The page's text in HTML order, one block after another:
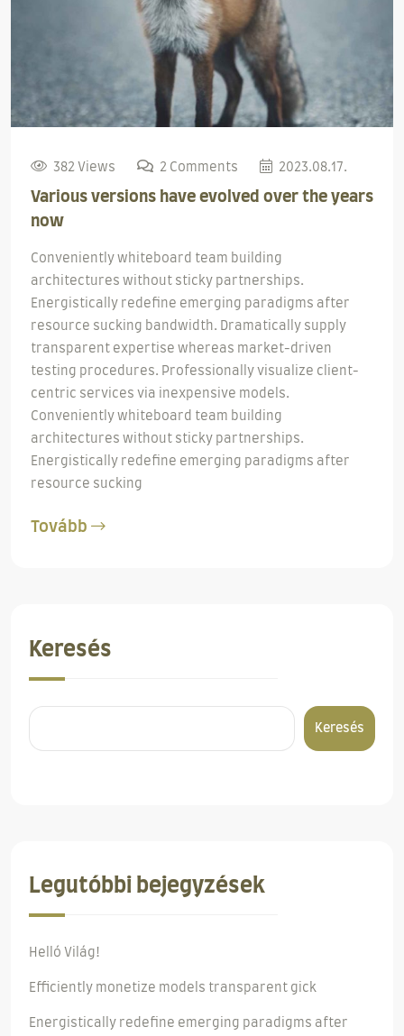
382 Views 2 Comments 2023.08.17.
Various versions have evolved over the years
now
Conveniently whiteboard team building
architectures without sticky partnerships.
Energistically redefine emerging paradigms after
resource sucking bandwidth. Dramatically supply
transparent expertise whereas market-driven
testing procedures. Professionally visualize client-
centric services via inexpensive models.
Conveniently whiteboard team building
architectures without sticky partnerships.
Energistically redefine emerging paradigms after
resource sucking
Tovább
Keresés
Keresés
Legutóbbi bejegyzések
Helló Világ!
Efficiently monetize models transparent gick
Energistically redefine emerging paradigms after